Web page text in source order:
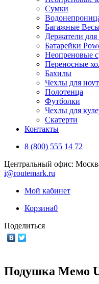
Сумки
Багажные
Держатели
Батарейки
Неопреновые
Переносные
Бахилы
Чехлы для
Полотенца
Футболки
Чехлы для
Скатерти
Контакты
8 (800) 555 14 72
Центральный офис:
i@routemark.ru
Мой кабинет
Корзина0
Поделиться
Подушка Мемо